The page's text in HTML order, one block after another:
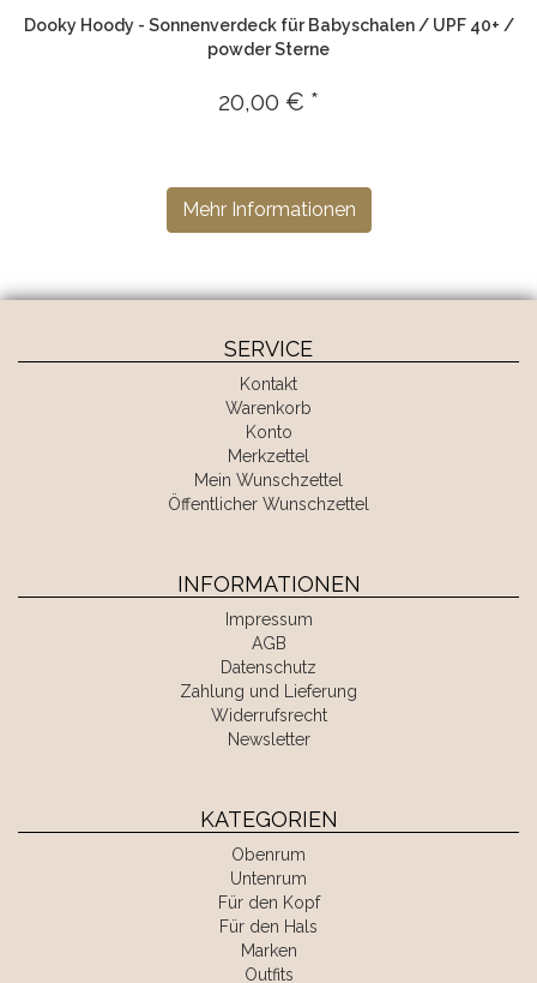
Dooky Hoody - Sonnenverdeck für Babyschalen / UPF 40+ /
powder Sterne
20,00 € *
Mehr Informationen
SERVICE
Kontakt
Warenkorb
Konto
Merkzettel
Mein Wunschzettel
Öffentlicher Wunschzettel
INFORMATIONEN
Impressum
AGB
Datenschutz
Zahlung und Lieferung
Widerrufsrecht
Newsletter
KATEGORIEN
Obenrum
Untenrum
Für den Kopf
Für den Hals
Marken
Outfits